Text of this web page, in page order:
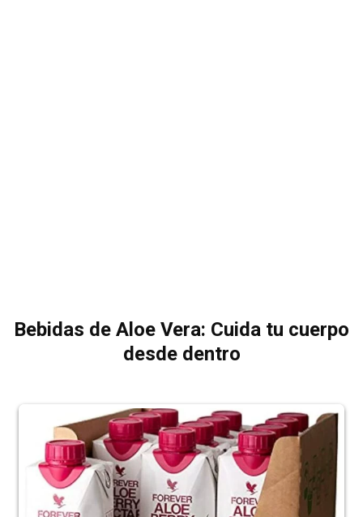
Bebidas de Aloe Vera: Cuida tu cuerpo
desde dentro